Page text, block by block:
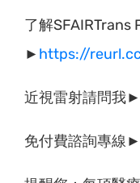
了解SFAIRTrans
► https://
近視雷射請問我►
免付費諮詢專線